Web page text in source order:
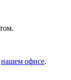
нашем офисе.